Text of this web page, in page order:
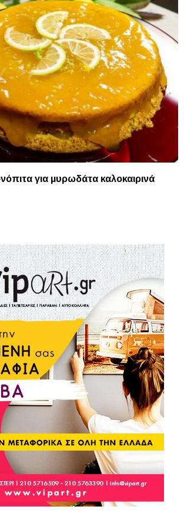
για μυρωδάτα καλοκαιρινά